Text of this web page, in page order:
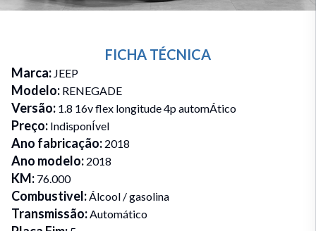
FICHA TÉCNICA
Marca: JEEP
Modelo: RENEGADE
Versão: 1.8 16v flex longitude 4p automÁtico
Preço: IndisponÍvel
Ano fabricação: 2018
Ano modelo: 2018
KM: 76.000
Combustivel:Álcool / gasolina
Transmissão:Automático